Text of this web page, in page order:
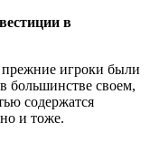
в
прежние игроки были
большинстве своем,
содержатся
и тоже.